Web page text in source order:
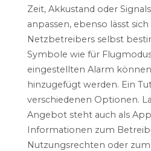
Zeit, Akkustand oder
anpassen, ebenso lässt
Netzbetreibers selbst
Symbole wie für
eingestellten Alarm
hinzugefügt werden. Ein
verschiedenen Optionen.
Angebot steht auch als
Informationen zum
Nutzungsrechten oder